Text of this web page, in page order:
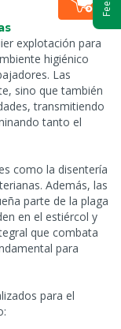
explotación para
higiénico
Las
sino que también
transmitiendo
tanto el
como la disentería
Además, las
parte de la plaga
en el estiércol y
que combata
para
para el